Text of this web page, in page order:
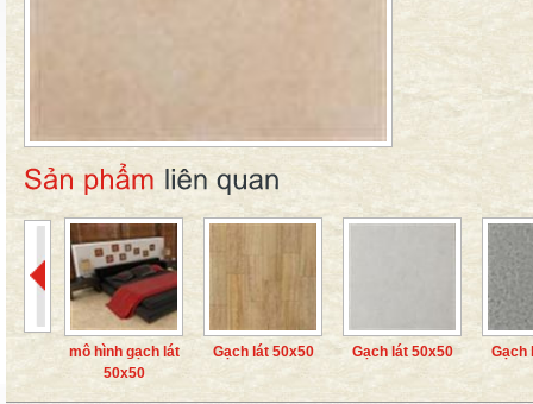
Gạch lát 50x50 Gạch lát 50x50 Gạch lát 50x50Gạch lát 50x50